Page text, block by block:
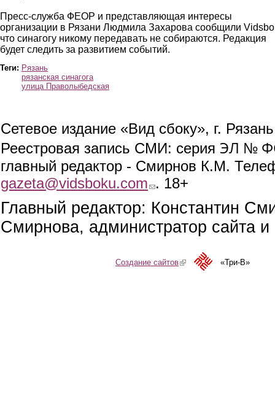
Пресс-служба ФЕОР и представляющая интересы
организации в Рязани Людмила Захарова сообщили
что синагогу никому передавать не собираются. Редакция
будет следить за развитием событий.
Теги: Рязань
рязанская синагога
улица Праволыбедская
Сетевое издание «Вид сбоку», г.
Реестровая запись СМИ: серия ЭЛ №
главный редактор - Смирнов К.М.
gazeta@vidsboku.com (link sends e-mail)
. 18+
Главный редактор: Константин
Смирнова, администратор сайта
Создание сайтов(link is external)«Три-В»